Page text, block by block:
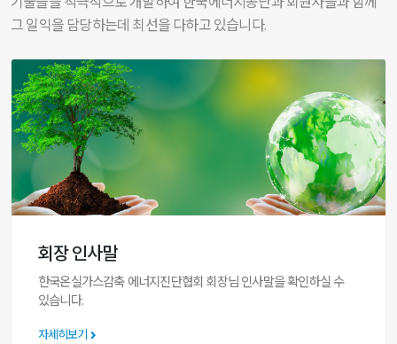
그 일익을 담당하는데 최선을 다하고 있습니다.
회장 인사말
한국온실가스감축 에너지진단협회 회장님 인사말을 확인하실 수
있습니다.
자세히보기